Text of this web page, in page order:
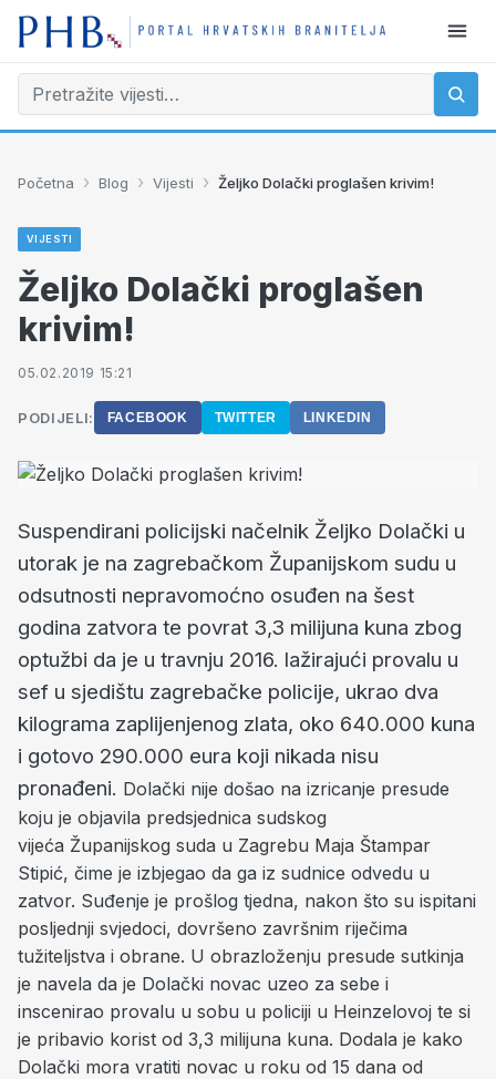
Početna › Blog › Vijesti › Željko Dolački proglašen krivim!
VIJESTI
Željko Dolački proglašen
krivim!
05.02.2019 15:21
PODIJELI: FACEBOOK TWITTER LINKEDIN
Suspendirani policijski načelnik Željko Dolački u
utorak je na zagrebačkom Županijskom sudu u
odsutnosti nepravomoćno osuđen na šest
godina zatvora te povrat 3,3 milijuna kuna zbog
optužbi da je u travnju 2016. lažirajući provalu u
sef u sjedištu zagrebačke policije, ukrao dva
kilograma zaplijenjenog zlata, oko 640.000 kuna
i gotovo 290.000 eura koji nikada nisu
pronađeni. Dolački nije došao na izricanje presude
koju je objavila predsjednica sudskog
vijeća Županijskog suda u Zagrebu Maja Štampar
Stipić, čime je izbjegao da ga iz sudnice odvedu u
zatvor. Suđenje je prošlog tjedna, nakon što su ispitani
posljednji svjedoci, dovršeno završnim riječima
tužiteljstva i obrane. U obrazloženju presude sutkinja
je navela da je Dolački novac uzeo za sebe i
inscenirao provalu u sobu u policiji u Heinzelovoj te si
je pribavio korist od 3,3 milijuna kuna. Dodala je kako
Dolački mora vratiti novac u roku od 15 dana od